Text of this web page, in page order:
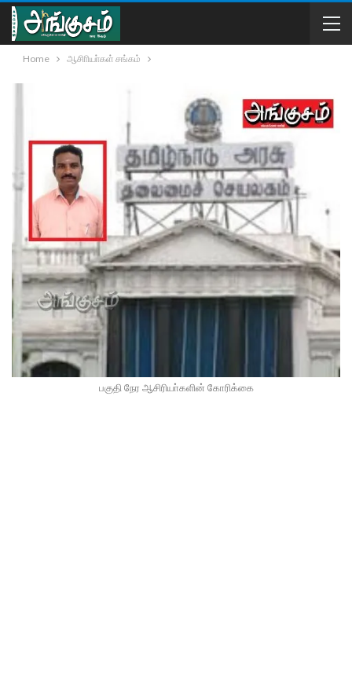
Home ஆசிாியா்கள் சங்கம்
பகுதி நேர ஆசிரியா்களின் கோரிக்கை